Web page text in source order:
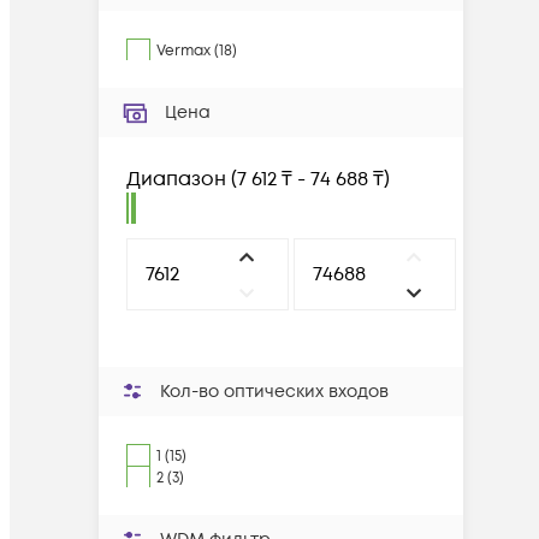
Vermax(18)
Цена
Диапазон (7 612 ₸ - 74 688 ₸)
Кол-во оптических входов
1 (15)
2 (3)